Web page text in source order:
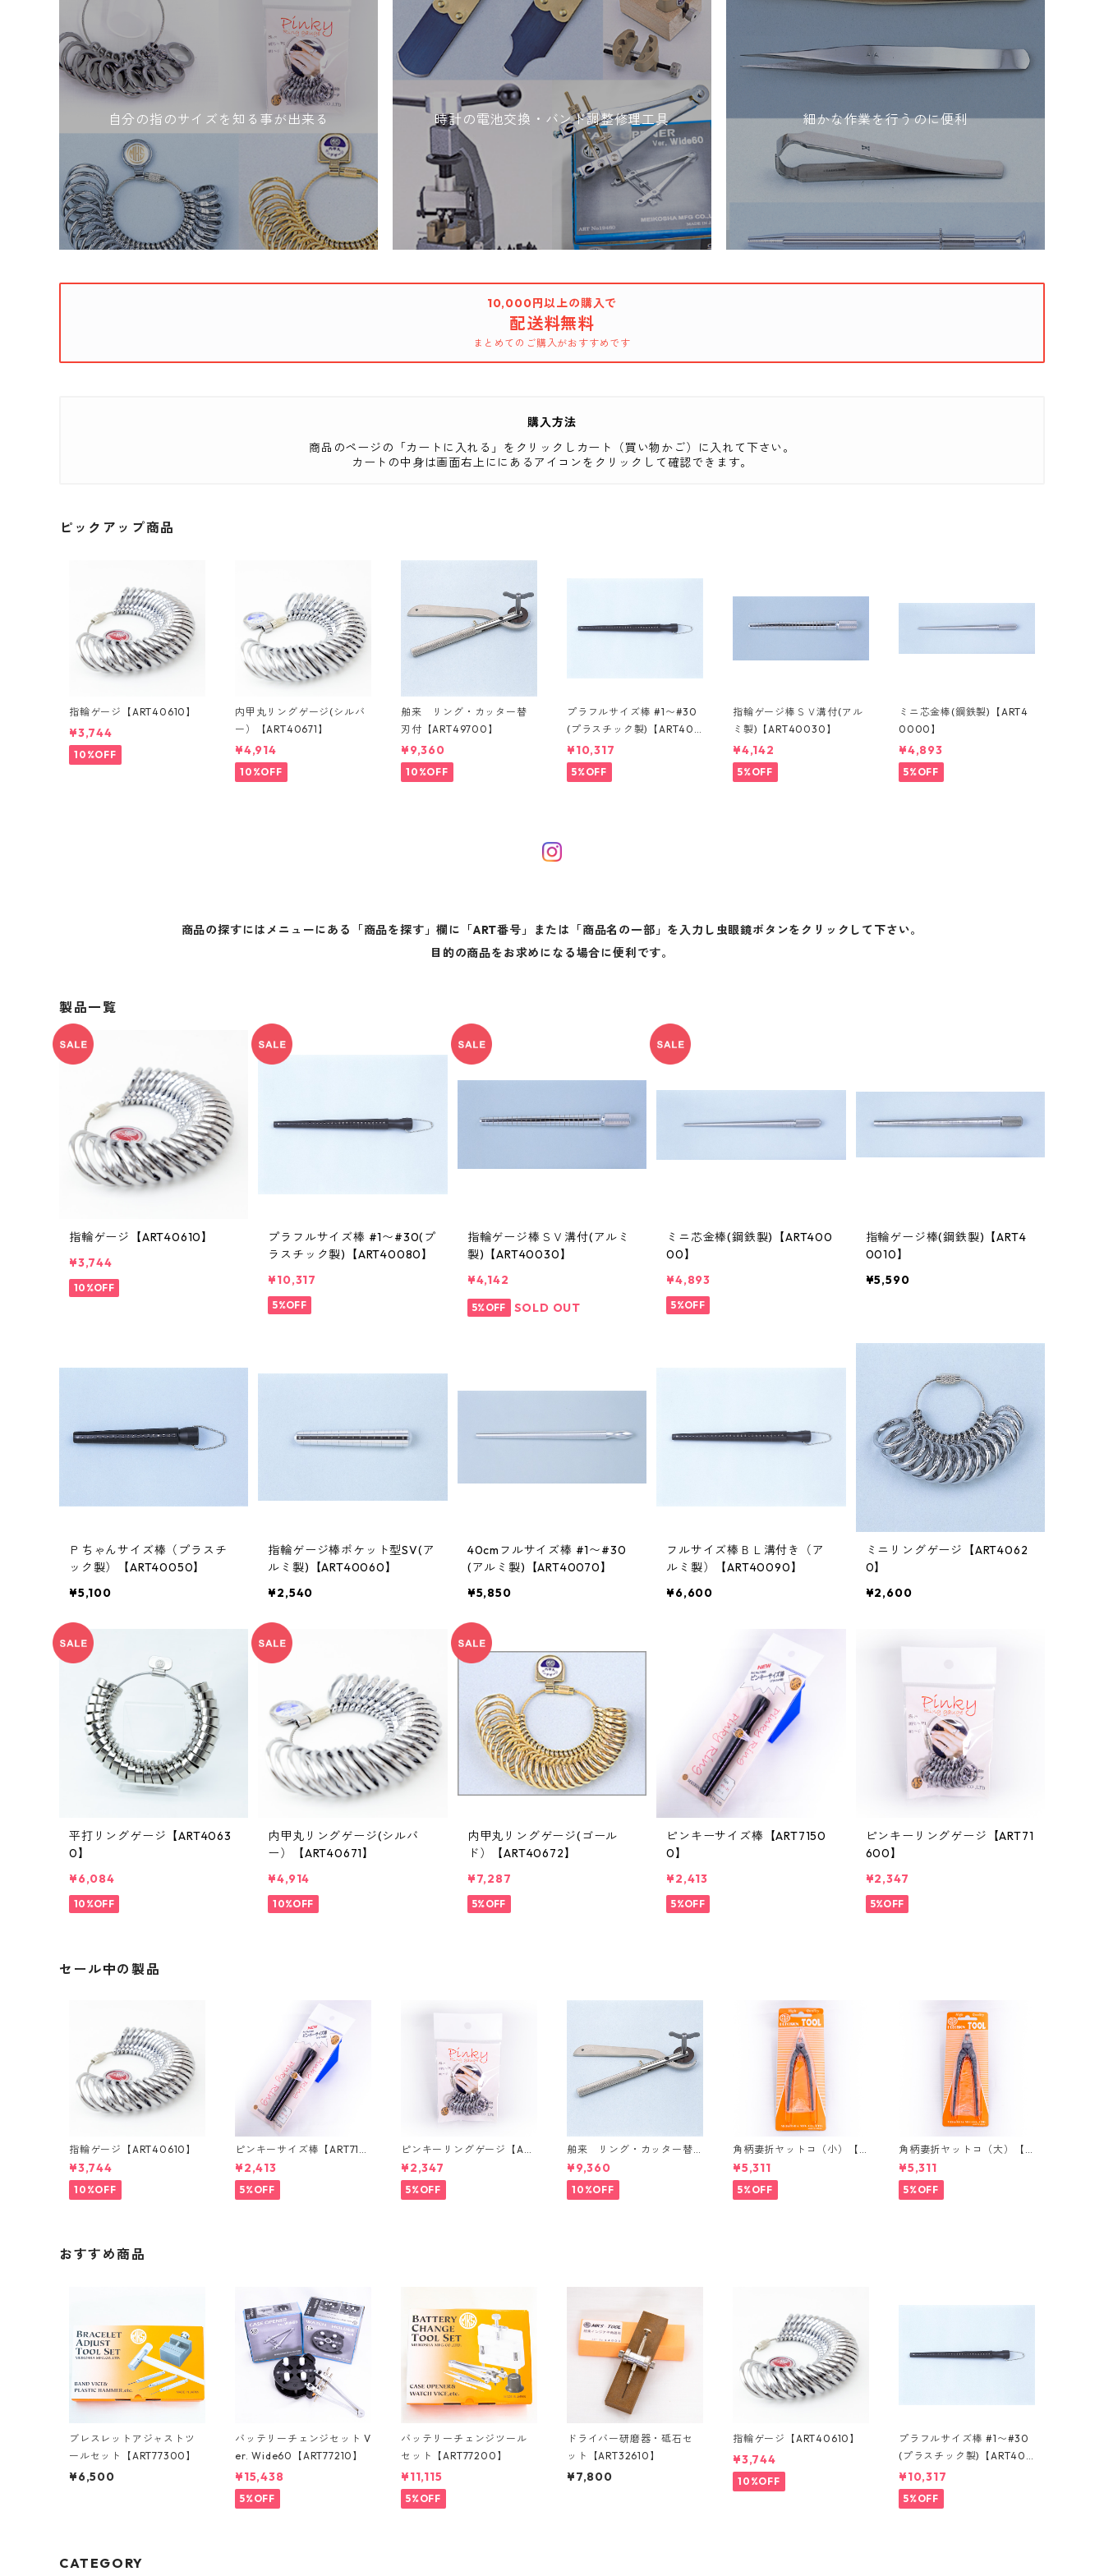
自分の指のサイズを知る事が出来る 時計の電池交換・バンド調整修理工具 細かな作業を行うのに便利
10,000円以上の購入で
配送料無料
まとめてのご購入がおすすめです
購入方法
商品のページの「カートに入れる」をクリックしカート（買い物かご）に入れて下さい。
カートの中身は画面右上ににあるアイコンをクリックして確認できます。
ピックアップ商品
指輪ゲージ【ART40610】
¥3,744
10%OFF
内甲丸リングゲージ(シルバ
ー）【ART40671】
¥4,914
10%OFF
舶来 リング・カッター替
刃付【ART49700】
¥9,360
10%OFF
プラフルサイズ棒 #1〜#30
(プラスチック製)【ART400
80】
¥10,317
5%OFF
指輪ゲージ棒ＳＶ溝付(アル
ミ製)【ART40030】
¥4,142
5%OFF
ミニ芯金棒(鋼鉄製)【ART4
0000】
¥4,893
5%OFF
商品の探すにはメニューにある「商品を探す」欄に「ART番号」または「商品名の一部」を入力し虫眼鏡ボタンをクリックして下さい。
目的の商品をお求めになる場合に便利です。
製品一覧
指輪ゲージ【ART40610】
¥3,744
10%OFF
プラフルサイズ棒 #1〜#30(プ
ラスチック製)【ART40080】
¥10,317
5%OFF
指輪ゲージ棒ＳＶ溝付(アルミ
製)【ART40030】
¥4,142
5%OFF SOLD OUT
ミニ芯金棒(鋼鉄製)【ART400
00】
¥4,893
5%OFF
指輪ゲージ棒(鋼鉄製)【ART4
0010】
¥5,590
Ｐちゃんサイズ棒（プラスチ
ック製）【ART40050】
¥5,100
指輪ゲージ棒ポケット型SV(ア
ルミ製)【ART40060】
¥2,540
40cmフルサイズ棒 #1〜#30
(アルミ製)【ART40070】
¥5,850
フルサイズ棒ＢＬ溝付き（ア
ルミ製）【ART40090】
¥6,600
ミニリングゲージ【ART4062
0】
¥2,600
平打リングゲージ【ART4063
0】
¥6,084
10%OFF
内甲丸リングゲージ(シルバ
ー）【ART40671】
¥4,914
10%OFF
内甲丸リングゲージ(ゴール
ド）【ART40672】
¥7,287
5%OFF
ピンキーサイズ棒【ART7150
0】
¥2,413
5%OFF
ピンキーリングゲージ【ART71
600】
¥2,347
5%OFF
セール中の製品
指輪ゲージ【ART40610】
¥3,744
10%OFF
ピンキーサイズ棒【ART715
00】
¥2,413
5%OFF
ピンキーリングゲージ【ART
71600】
¥2,347
5%OFF
舶来 リング・カッター替
刃付【ART49700】
¥9,360
10%OFF
角柄妻折ヤットコ（小）【A
RT48530】
¥5,311
5%OFF
角柄妻折ヤットコ（大）【A
RT48510】
¥5,311
5%OFF
おすすめ商品
ブレスレットアジャストツ
ールセット【ART77300】
¥6,500
バッテリーチェンジセット V
er. Wide60【ART77210】
¥15,438
5%OFF
バッテリーチェンジツール
セット【ART77200】
¥11,115
5%OFF
ドライバー研磨器・砥石セ
ット【ART32610】
¥7,800
指輪ゲージ【ART40610】
¥3,744
10%OFF
プラフルサイズ棒 #1〜#30
(プラスチック製)【ART400
80】
¥10,317
5%OFF
CATEGORY